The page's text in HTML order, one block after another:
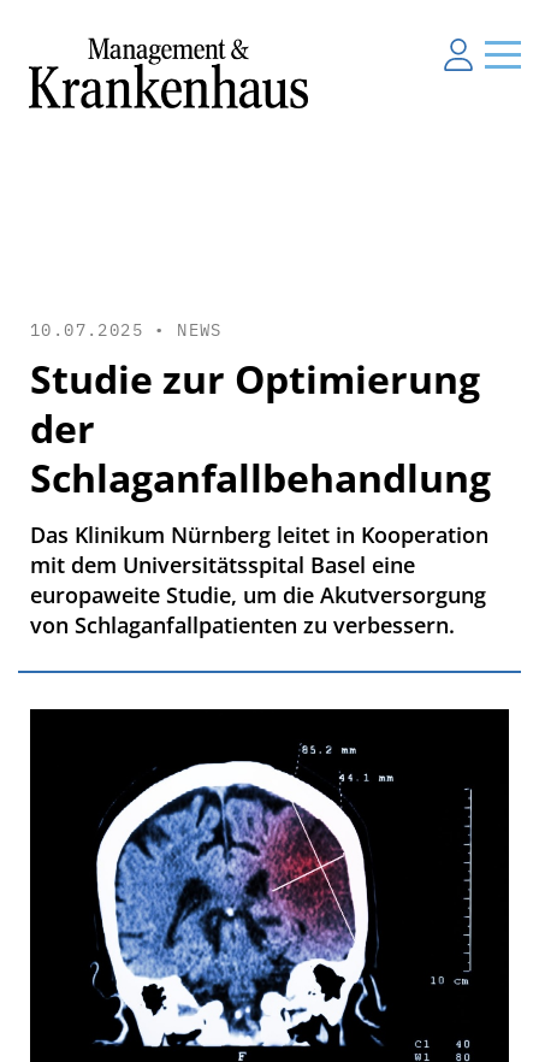
10.07.2025 • NEWS
Studie zur Optimierung
der
Schlaganfallbehandlung
Das Klinikum Nürnberg leitet in Kooperation
mit dem Universitätsspital Basel eine
europaweite Studie, um die Akutversorgung
von Schlaganfallpatienten zu verbessern.